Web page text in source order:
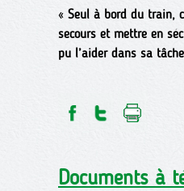
« Seul à bord du train,
secours et mettre en
pu l’aider dans sa
Documents à